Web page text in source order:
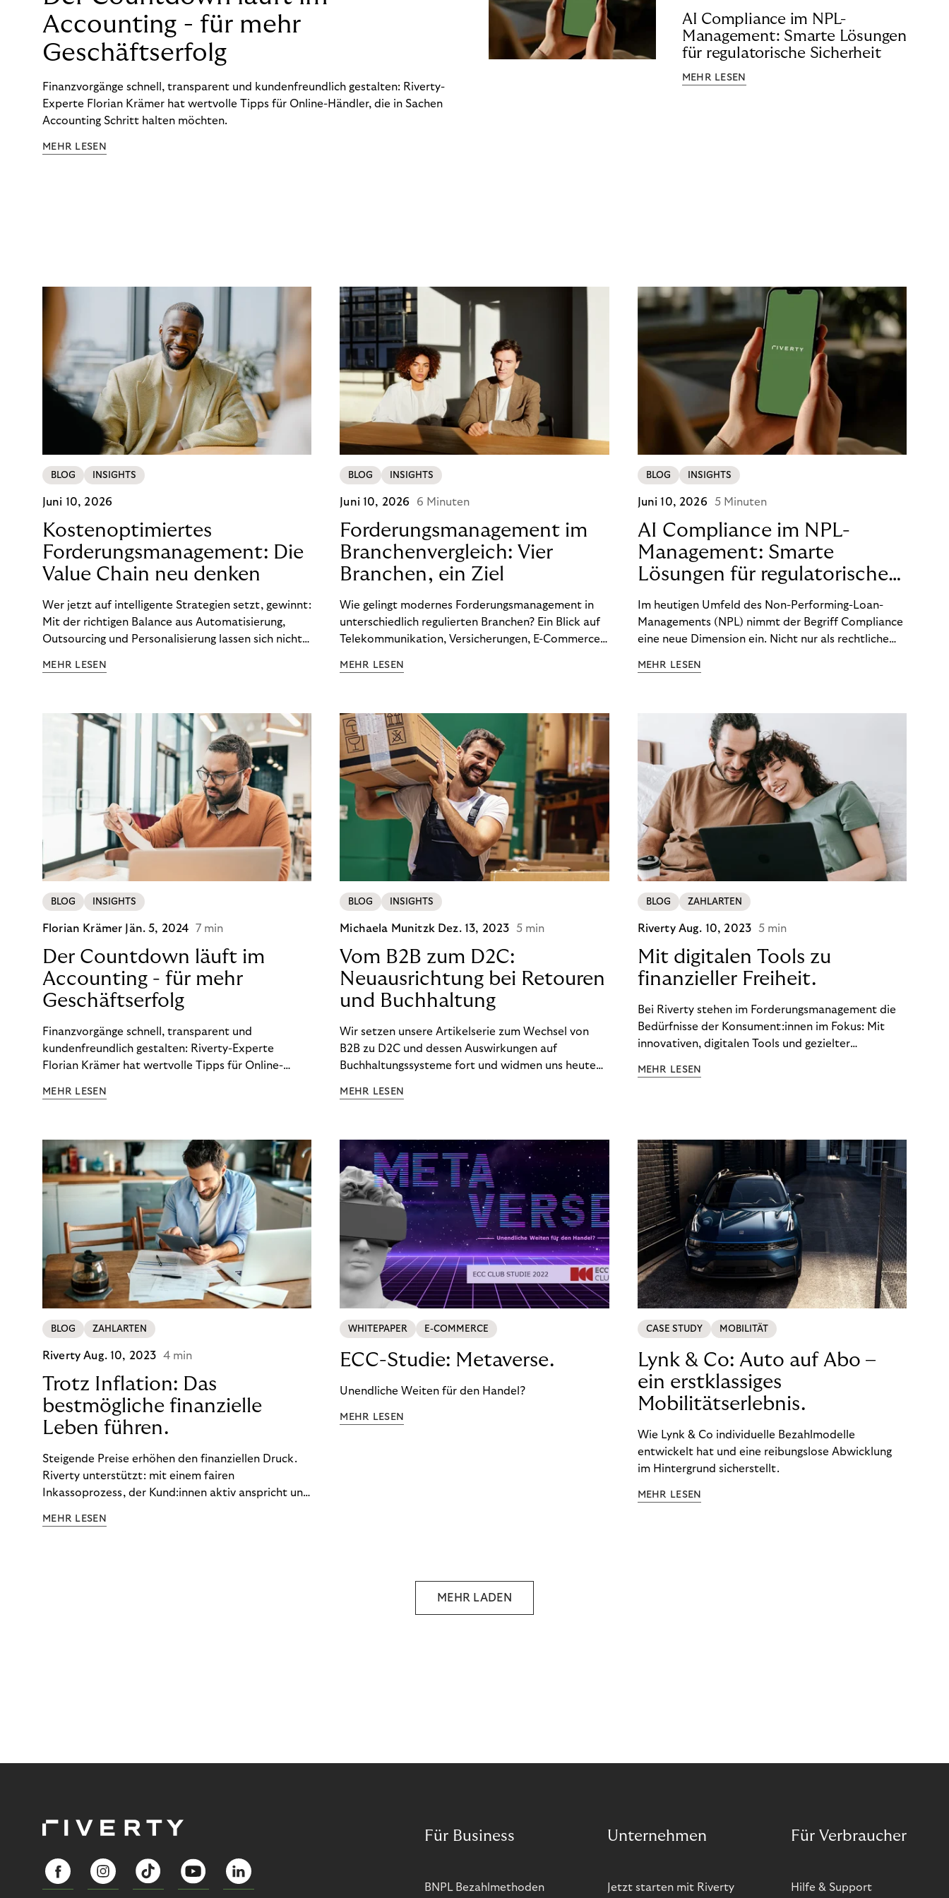
Accounting - für mehr
Geschäftserfolg
Finanzvorgänge schnell, transparent und kundenfreundlich gestalten: Riverty-
Experte Florian Krämer hat wertvolle Tipps für Online-Händler, die in Sachen
Accounting Schritt halten möchten.
MEHR LESEN
AI Compliance im NPL-
Management: Smarte Lösungen
für regulatorische Sicherheit
MEHR LESEN
BLOG INSIGHTS
Juni 10, 2026
Kostenoptimiertes
Forderungsmanagement: Die
Value Chain neu denken
Wer jetzt auf intelligente Strategien setzt, gewinnt:
Mit der richtigen Balance aus Automatisierung,
Outsourcing und Personalisierung lassen sich nicht
Ergebnisse sichern. Riverty zeigt, wie Recovery-
MEHR LESEN
BLOG INSIGHTS
Juni 10, 2026 6 Minuten
Forderungsmanagement im
Branchenvergleich: Vier
Branchen, ein Ziel
Wie gelingt modernes Forderungsmanagement in
unterschiedlich regulierten Branchen? Ein Blick auf
Telekommunikation, Versicherungen, E-Commerce
wirksam reduzieren will, braucht keine
MEHR LESEN
BLOG INSIGHTS
Juni 10, 2026 5 Minuten
AI Compliance im NPL-
Management: Smarte
Lösungen für regulatorische
Sicherheit
Im heutigen Umfeld des Non-Performing-Loan-
Managements (NPL) nimmt der Begriff Compliance
eine neue Dimension ein. Nicht nur als rechtliche
Wettbewerbsvorteil. In einem Umfeld steigender
(DSGVO) – geraten viele Unternehmen an die
Grenzen traditioneller Compliance-Mechanismen.
MEHR LESEN
BLOG INSIGHTS
Florian Krämer Jän. 5, 2024 7 min
Der Countdown läuft im
Accounting - für mehr
Geschäftserfolg
Finanzvorgänge schnell, transparent und
kundenfreundlich gestalten: Riverty-Experte
Florian Krämer hat wertvolle Tipps für Online-
möchten.
MEHR LESEN
BLOG INSIGHTS
Michaela Munitzk Dez. 13, 2023 5 min
Vom B2B zum D2C:
Neuausrichtung bei Retouren
und Buchhaltung
Wir setzen unsere Artikelserie zum Wechsel von
B2B zu D2C und dessen Auswirkungen auf
Buchhaltungssysteme fort und widmen uns heute
im D2C-Bereich.
MEHR LESEN
BLOG ZAHLARTEN
Riverty Aug. 10, 2023 5 min
Mit digitalen Tools zu
finanzieller Freiheit.
Bei Riverty stehen im Forderungsmanagement die
Bedürfnisse der Konsument:innen im Fokus: Mit
innovativen, digitalen Tools und gezielter
ein Leben in finanzieller Freiheit zu führen. So
MEHR LESEN
BLOG ZAHLARTEN
RivertyAug. 10, 2023 4 min
Trotz Inflation: Das
bestmögliche finanzielle
Leben führen.
Steigende Preise erhöhen den finanziellen Druck.
Riverty unterstützt: mit einem fairen
Inkassoprozess, der Kund:innen aktiv anspricht und
Finanzbildung ermöglicht. So bleiben Menschen
MEHR LESEN
WHITEPAPER E-COMMERCE
ECC-Studie: Metaverse.
Unendliche Weiten für den Handel?
MEHR LESEN
CASE STUDY MOBILITÄT
Lynk & Co: Auto auf Abo –
ein erstklassiges
Mobilitätserlebnis.
Wie Lynk & Co individuelle Bezahlmodelle
entwickelt hat und eine reibungslose Abwicklung
im Hintergrund sicherstellt.
MEHR LESEN
MEHR LADEN
Für Business
BNPL Bezahlmethoden
Unternehmen
Jetzt starten mit Riverty
Für Verbraucher
Hilfe & Support